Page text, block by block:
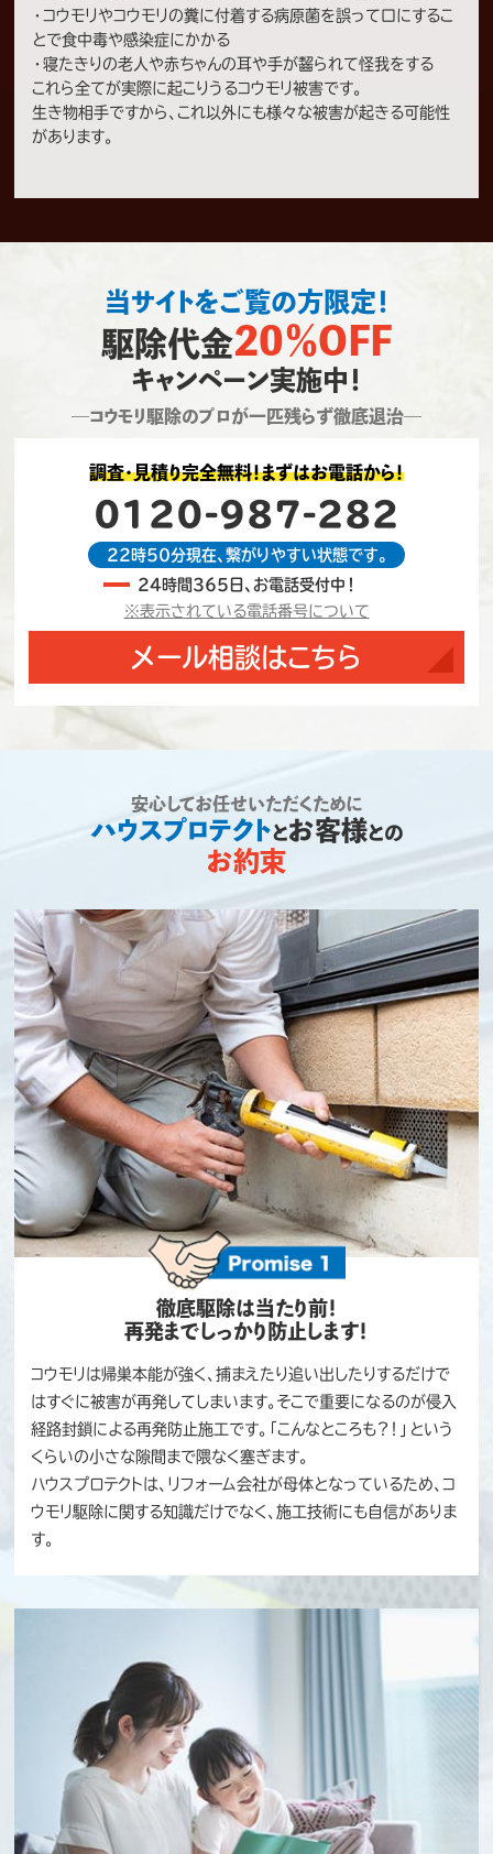
・コウモリやコウモリの糞に付着する病原菌を誤って口にするこ
とで食中毒や感染症にかかる
・寝たきりの老人や赤ちゃんの耳や手が齧られて怪我をする
これら全てが実際に起こりうるコウモリ被害です。
生き物相手ですから、これ以外にも様々な被害が起きる可能性
があります。
当サイトをご覧の方限定！
駆除代金20％OFF
キャンペーン実施中！
―コウモリ駆除のプロが一匹残らず徹底退治―
調査・見積り完全無料！まずはお電話から！
0120-987-282
22時50分現在、繋がりやすい状態です。
24時間365日、お電話受付中！
※表示されている電話番号について
メール相談はこちら
安心してお任せいただくために
ハウスプロテクトとお客様との
お約束
徹底駆除は当たり前！
再発までしっかり防止します！
コウモリは帰巣本能が強く、捕まえたり追い出したりするだけで
はすぐに被害が再発してしまいます。そこで重要になるのが侵入
経路封鎖による再発防止施工です。「こんなところも？！」という
くらいの小さな隙間まで隈なく塞ぎます。
ハウスプロテクトは、リフォーム会社が母体となっているため、コ
ウモリ駆除に関する知識だけでなく、施工技術にも自信がありま
す。